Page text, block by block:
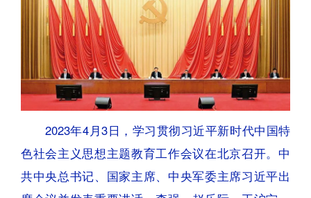
2023年4月3日，学习贯彻习近平新时代中国特
色社会主义思想主题教育工作会议在北京召开。中
共中央总书记、国家主席、中央军委主席习近平出